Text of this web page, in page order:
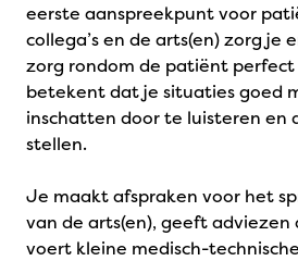
eerste aanspreekpunt voor
collega’s en de arts(en) zorg je
zorg rondom de patiënt perfect
betekent dat je situaties goed
inschatten door te luisteren en
stellen.
Je maakt afspraken voor het
van de arts(en), geeft
voert kleine medisch-